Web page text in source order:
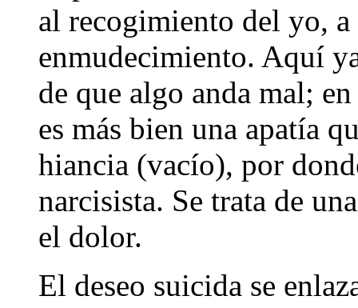
al recogimiento del yo,
enmudecimiento. Aquí
de que algo anda mal;
es más bien una apatía
hiancia (vacío), por
narcisista. Se trata de
el dolor.
El deseo suicida se